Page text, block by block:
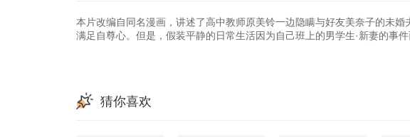
本片改编自同名漫画，讲述了高中教师原美铃一边隐瞒与好友美奈子的未
满足自尊心。但是，假装平静的日常生活因为自己班上的男学生·新妻的事
猜你喜欢